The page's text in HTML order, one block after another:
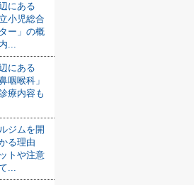
にある
小児総合
ー」の概
...
にある
咽喉科」
療内容も
ジムを開
る理由
トや注意
...